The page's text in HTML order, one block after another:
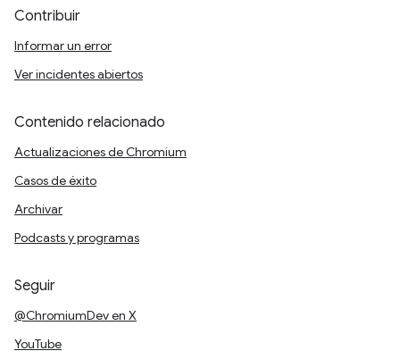
Contribuir
Informar un error
Ver incidentes abiertos
Contenido relacionado
Actualizaciones de Chromium
Casos de éxito
Archivar
Podcasts y programas
Seguir
@ChromiumDev en X
YouTube